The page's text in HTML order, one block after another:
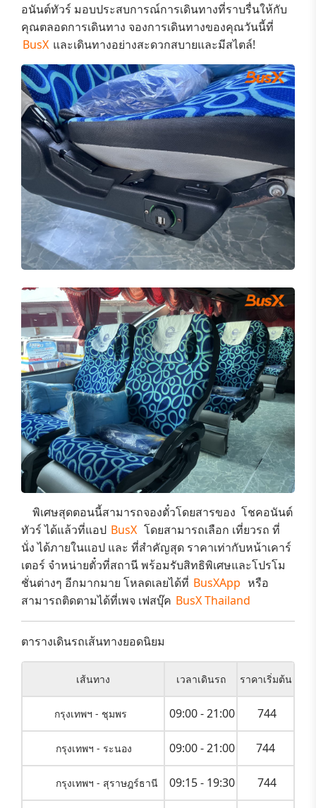
อนันต์ทัวร์ มอบประสบการณ์การเดินทางที่ราบรื่นให้กับ
คุณตลอดการเดินทาง จองการเดินทางของคุณวันนี้ที่
BusX และเดินทางอย่างสะดวกสบายและมีสไตล์!
พิเศษสุดตอนนี้สามารถจองตั๋วโดยสารของ​ โชคอนันต์
ทัวร์ได้แล้วที่แอป BusX โดยสามารถเลือก เที่ยวรถ ที่
นั่งได้ภายในแอป และ ที่สำคัญสุด ราคาเท่ากับหน้าเคาร์
เตอร์ จำหน่ายตั๋วที่สถานี พร้อมรับสิทธิพิเศษและโปรโม
ชั่นต่างๆ อีกมากมาย โหลดเลยได้ที่ BusXApp หรือ
สามารถติดตามได้ที่เพจ เฟสบุ๊ค BusX Thailand
ตารางเดินรถเส้นทางยอดนิยม
เส้นทาง เวลาเดินรถ ราคาเริ่มต้น
กรุงเทพฯ - ชุมพร 09:00 - 21:00 744
กรุงเทพฯ - ระนอง 09:00 - 21:00 744
กรุงเทพฯ - สุราษฎร์ธานี 09:15 - 19:30 744